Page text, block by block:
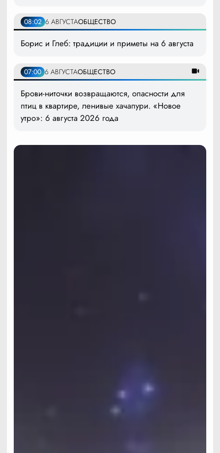
08:02 6 АВГУСТАОБЩЕСТВО
Борис и Глеб: традиции и приметы на 6 августа
07:00 6 АВГУСТАОБЩЕСТВО
Брови-ниточки возвращаются, опасности для
птиц в квартире, ленивые хачапури. «Новое
утро»: 6 августа 2026 года